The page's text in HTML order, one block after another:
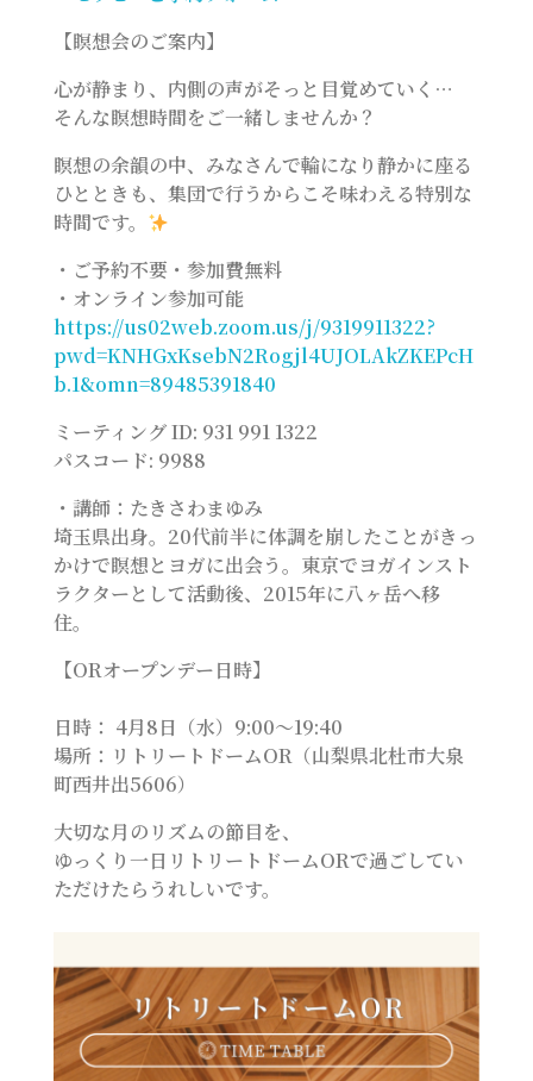
【瞑想会のご案内】
心が静まり、内側の声がそっと目覚めていく…
そんな瞑想時間をご一緒しませんか？
瞑想の余韻の中、みなさんで輪になり静かに座る
ひとときも、集団で行うからこそ味わえる特別な
時間です。
・ご予約不要・参加費無料
・オンライン参加可能
https://us02web.zoom.us/j/9319911322?
pwd=KNHGxKsebN2Rogjl4UJOLAkZKEPcH
b.1&omn=89485391840
ミーティング ID: 931 991 1322
パスコード: 9988
・講師：たきさわまゆみ
埼玉県出身。20代前半に体調を崩したことがきっ
かけで瞑想とヨガに出会う。東京でヨガインスト
ラクターとして活動後、2015年に八ヶ岳へ移
住。
【ORオープンデー日時】
日時： 4月8日（水）9:00〜19:40
場所：リトリートドームOR（山梨県北杜市大泉
町西井出5606）
大切な月のリズムの節目を、
ゆっくり一日リトリートドームORで過ごしてい
ただけたらうれしいです。